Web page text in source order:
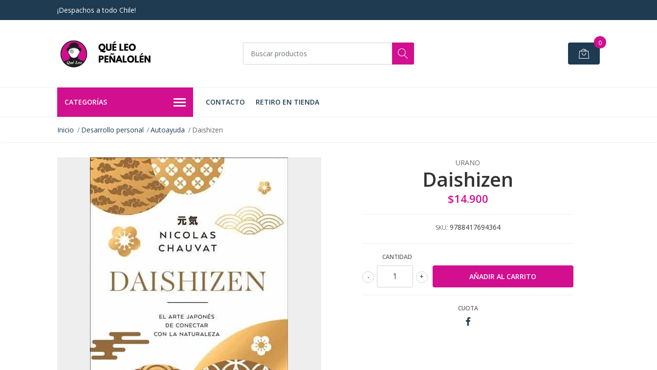
¡Despachos a todo Chile!
0
CATEGORÍAS CONTACTO RETIRO EN TIENDA
Inicio Desarrollo personal Autoayuda Daishizen
URANO
Daishizen
$14.900
SKU: 9788417694364
CANTIDAD
+
-
CUOTA